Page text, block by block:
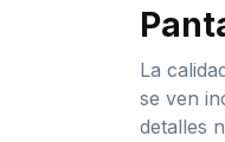
La
se ven
detalles